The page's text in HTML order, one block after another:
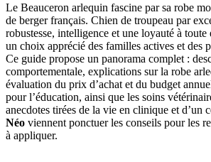
Le Beauceron arlequin fascine par sa robe
de berger français. Chien de troupeau par
robustesse, intelligence et une loyauté à
un choix apprécié des familles actives et des
Ce guide propose un panorama complet :
comportementale, explications sur la robe
évaluation du prix d’achat et du budget
pour l’éducation, ainsi que les soins
anecdotes tirées de la vie en clinique et d’un
Néo viennent ponctuer les conseils pour les
à appliquer.